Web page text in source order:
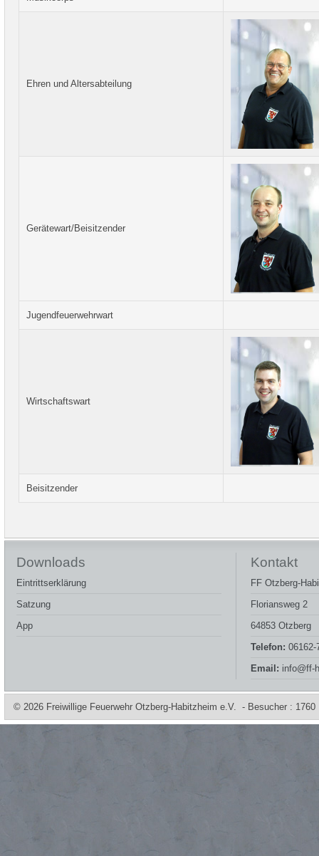
Ehren und Altersabteilung
Gerätewart/Beisitzender
Jugendfeuerwehrwart
Wirtschaftswart
Beisitzender
Downloads
Eintrittserklärung
Satzung
App
Kontakt
FF Otzberg-
Floriansweg 2
64853 Otzberg
Telefon: 06162-
Email: info@ff-
© 2026 Freiwillige Feuerwehr Otzberg-Habitzheim e.V. - Besucher : 1760